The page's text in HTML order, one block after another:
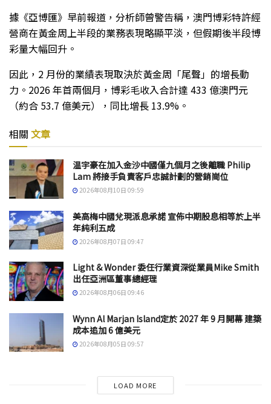
據《亞博匯》早前報道，分析師曾警告稱，澳門博彩特許經
營商在黃金周上半段的業務表現略顯平淡，但假期後半段博
彩量大幅回升。
因此，2 月份的業績表現取決於黃金周「尾聲」的增長動
力。2026 年首兩個月，博彩毛收入合計達 433 億澳門元
（約合 53.7 億美元），同比增長 13.9%。
相關 文章
温宇豪在加入金沙中國僅九個月之後離職 Philip
Lam 將接手負責客戶忠誠計劃的營銷崗位
2026年08月10日 09:59
美高梅中國兌現派息承諾 宣佈中期股息相等於上半
年純利五成
2026年08月07日 09:47
Light & Wonder 委任行業資深從業員Mike Smith
出任亞洲區董事總經理
2026年08月06日 09:46
Wynn Al Marjan Island定於 2027 年 9 月開幕 建築
成本追加 6 億美元
2026年08月05日 09:57
LOAD MORE